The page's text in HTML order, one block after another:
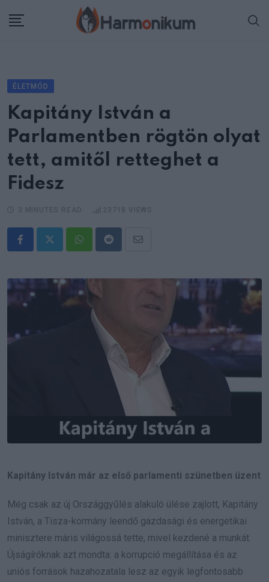
ÉLETMÓD
Kapitány István a
Parlamentben rögtön olyat
tett, amitől retteghet a
Fidesz
WhatsappRedditShare
Email
Kapitány István már az első parlamenti szünetben üzent
Még csak az új Országgyűlés alakuló ülése zajlott, Kapitány
István, a Tisza-kormány leendő gazdasági és energetikai
minisztere máris világossá tette, mivel kezdené a munkát.
Újságíróknak azt mondta: a korrupció megállítása és az
uniós források hazahozatala lesz az egyik legfontosabb